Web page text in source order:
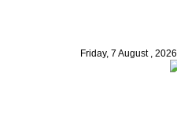
Friday, 7 August , 2026